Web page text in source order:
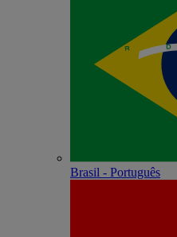
Brasil - Português